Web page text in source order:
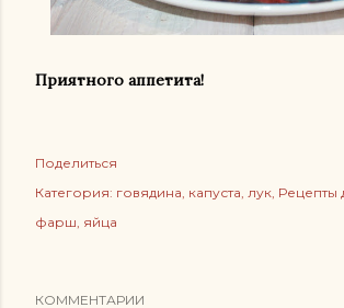
Приятного аппетита!
Поделиться
Категория: говядина капуста лук Рецепты
фарш яйца
КОММЕНТАРИИ